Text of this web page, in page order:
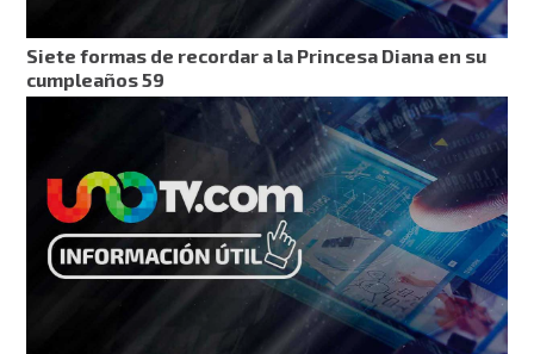
Siete formas de recordar a la Princesa Diana en su
cumpleaños 59